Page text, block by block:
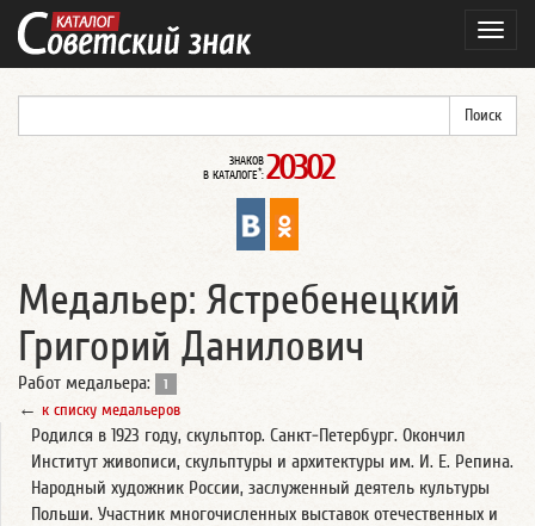
ЗНАКОВ
В КАТАЛОГЕ*: 20302
Медальер: Ястребенецкий
Григорий Данилович
Работ медальера: 1
← к списку медальеров
Родился в 1923 году, скульптор. Санкт-Петербург. Окончил
Институт живописи, скульптуры и архитектуры им. И. Е. Репина.
Народный художник России, заслуженный деятель культуры
Польши. Участник многочисленных выставок отечественных и